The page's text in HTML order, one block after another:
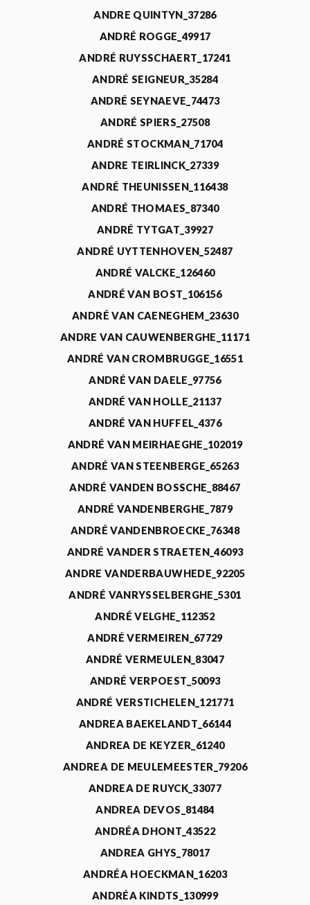
ANDRE QUINTYN_37286
ANDRÉ ROGGE_49917
ANDRÉ RUYSSCHAERT_17241
ANDRÉ SEIGNEUR_35284
ANDRÉ SEYNAEVE_74473
ANDRÉ SPIERS_27508
ANDRÉ STOCKMAN_71704
ANDRE TEIRLINCK_27339
ANDRÉ THEUNISSEN_116438
ANDRÉ THOMAES_87340
ANDRÉ TYTGAT_39927
ANDRÉ UYTTENHOVEN_52487
ANDRÉ VALCKE_126460
ANDRÉ VAN BOST_106156
ANDRÉ VAN CAENEGHEM_23630
ANDRE VAN CAUWENBERGHE_11171
ANDRÉ VAN CROMBRUGGE_16551
ANDRÉ VAN DAELE_97756
ANDRÉ VAN HOLLE_21137
ANDRÉ VAN HUFFEL_4376
ANDRÉ VAN MEIRHAEGHE_102019
ANDRÉ VAN STEENBERGE_65263
ANDRÉ VANDEN BOSSCHE_88467
ANDRÉ VANDENBERGHE_7879
ANDRÉ VANDENBROECKE_76348
ANDRÉ VANDER STRAETEN_46093
ANDRE VANDERBAUWHEDE_92205
ANDRÉ VANRYSSELBERGHE_5301
ANDRÉ VELGHE_112352
ANDRÉ VERMEIREN_67729
ANDRÉ VERMEULEN_83047
ANDRÉ VERPOEST_50093
ANDRÉ VERSTICHELEN_121771
ANDREA BAEKELANDT_66144
ANDREA DE KEYZER_61240
ANDREA DE MEULEMEESTER_79206
ANDREA DE RUYCK_33077
ANDREA DEVOS_81484
ANDRÉA DHONT_43522
ANDREA GHYS_78017
ANDRÉA HOECKMAN_16203
ANDRÉA KINDTS_130999